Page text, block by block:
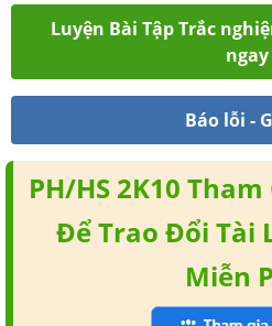
Luyện Bài Tập Trắc
ngay
Báo lỗi -
PH/HS 2K10
Để Trao Đổi Tài
Miễn